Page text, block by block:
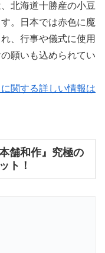
北海道十勝産の小豆
。日本では赤色に魔
、行事や儀式に使用
願いも込められてい
関する詳しい情報は
舗和作』究極の
ト！